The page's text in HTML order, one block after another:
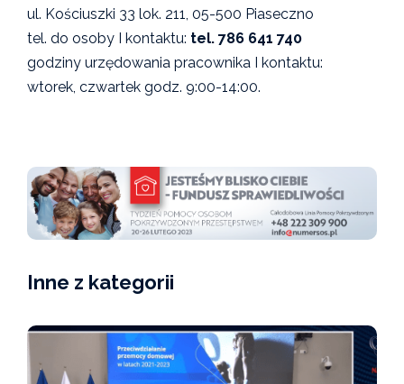
ul. Kościuszki 33 lok. 211, 05-500 Piaseczno
tel. do osoby I kontaktu: tel. 786 641 740
godziny urzędowania pracownika I kontaktu:
wtorek, czwartek godz. 9:00-14:00.
Inne z kategorii